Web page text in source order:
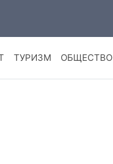
ТУРИЗМ ОБЩЕСТВО